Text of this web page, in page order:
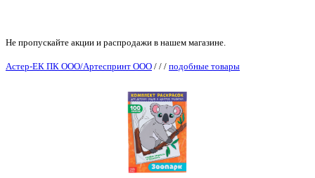
Не пропускайте акции и распродажи в нашем магазине.
Астер-ЕК ПК ООО/Артеспринт ООО / / / подобные товары